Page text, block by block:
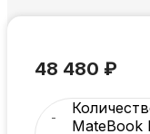
48 480 ₽
MateBook